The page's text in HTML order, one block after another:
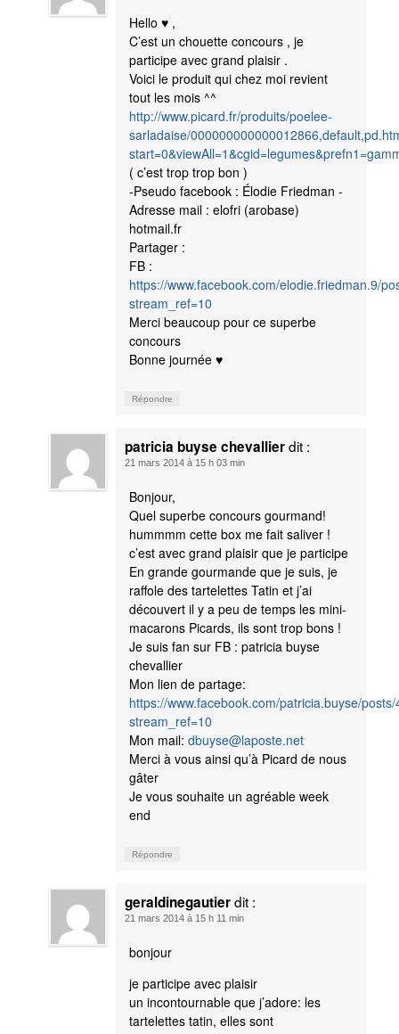
Hello ♥ ,
C’est un chouette concours , je
participe avec grand plaisir .
Voici le produit qui chez moi revient
tout les mois ^^
http://www.picard.fr/produits/poelee-
sarladaise/
( c’est trop trop bon )
-Pseudo facebook : Élodie Friedman -
Adresse mail : elofri (arobase)
hotmail.fr
Partager :
FB :
https://www.facebook.com/elodie.friedman.9/
stream_ref=10
Merci beaucoup pour ce superbe
concours
Bonne journée ♥
Répondre
patricia buyse chevallierdit :
21 mars 2014 à 15 h 03 min
Bonjour,
Quel superbe concours gourmand!
hummmm cette box me fait saliver !
c’est avec grand plaisir que je participe
En grande gourmande que je suis, je
raffole des tartelettes Tatin et j’ai
découvert il y a peu de temps les mini-
macarons Picards, ils sont trop bons !
Je suis fan sur FB : patricia buyse
chevallier
Mon lien de partage:
https://www.facebook.com/patricia.buyse/
stream_ref=10
Mon mail: dbuyse@laposte.net
Merci à vous ainsi qu’à Picard de nous
gâter
Je vous souhaite un agréable week
end
Répondre
geraldinegautierdit :
21 mars 2014 à 15 h 11 min
bonjour
je participe avec plaisir
un incontournable que j’adore: les
tartelettes tatin, elles sont